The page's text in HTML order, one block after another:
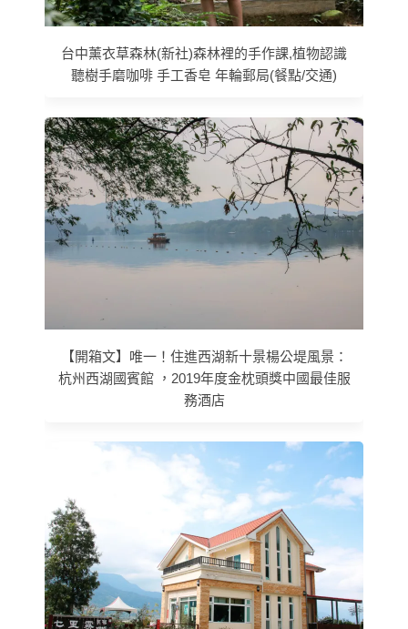
台中薰衣草森林(新社)森林裡的手作課,植物認識
聽樹手磨咖啡 手工香皂 年輪郵局(餐點/交通)
【開箱文】唯一！住進西湖新十景楊公堤風景：
杭州西湖國賓館 ，2019年度金枕頭獎中國最佳服
務酒店